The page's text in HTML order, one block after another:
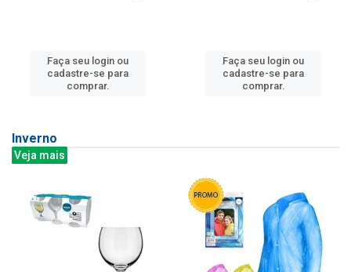
Faça seu login ou
cadastre-se para
comprar.
Faça seu login ou
cadastre-se para
comprar.
Inverno
Veja mais